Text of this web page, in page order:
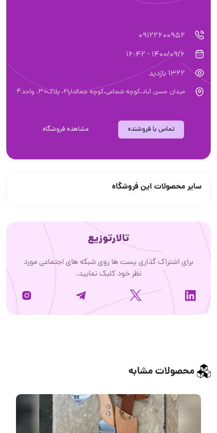
09122600952
1400/09/6 - 16:42
1322 بازدید
میدان حسن آباد،کوچه شجاعی،کوچه جمالدارا۲، پلاک۳۰، واحد۴
تماس با فروشنده مشاهده فروشگاه
سایر محصولات این فروشگاه
تالارتوزیع
برای اشتراک گذاری پست ها روی شبکه های اجتماعی مورد
نظر خود کلیک نمایید.
محصولات مشابه